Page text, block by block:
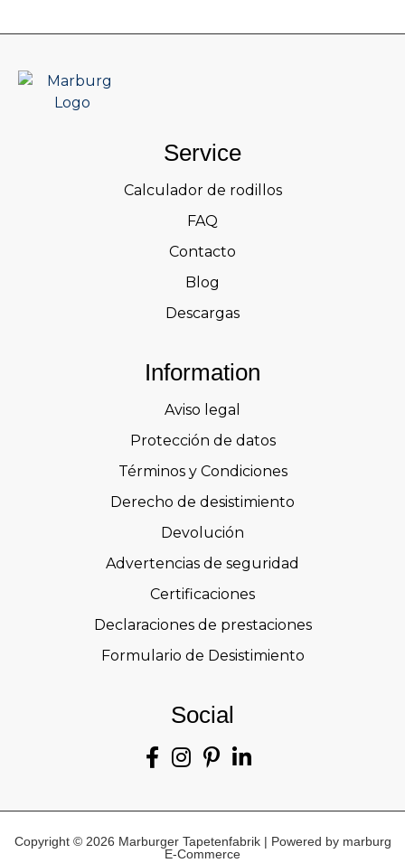
Service
Calculador de rodillos
FAQ
Contacto
Blog
Descargas
Information
Aviso legal
Protección de datos
Términos y Condiciones
Derecho de desistimiento
Devolución
Advertencias de seguridad
Certificaciones
Declaraciones de prestaciones
Formulario de Desistimiento
Social
Copyright © 2026 Marburger Tapetenfabrik | Powered by marburg
E-Commerce